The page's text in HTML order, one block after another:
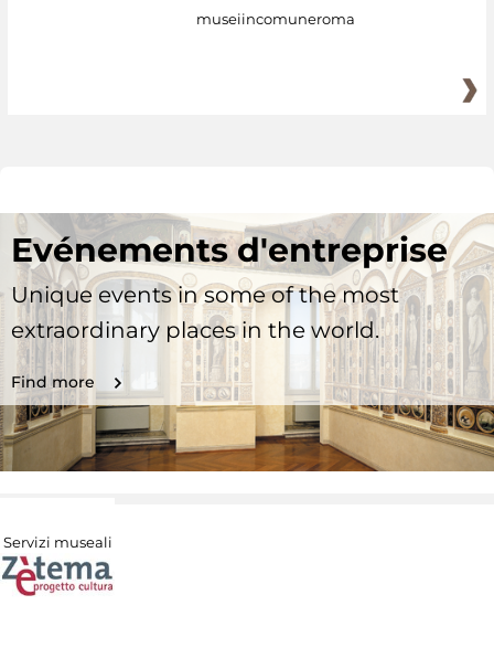
museiincomuneroma
Evénements d'entreprise
Unique events in some of the most
extraordinary places in the world.
Find more
Servizi museali